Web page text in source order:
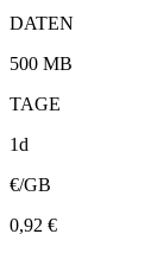
DATEN
500 MB
TAGE
1d
€/GB
0,92 €